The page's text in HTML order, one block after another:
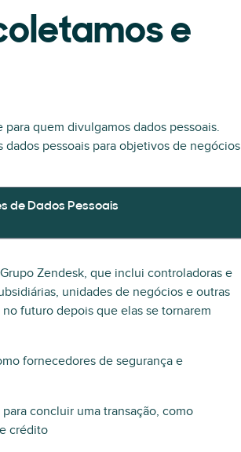
e
quem divulgamos dados pessoais.
pessoais para objetivos de negócios
de Dados Pessoais
Zendesk, que inclui controladoras e
unidades de negócios e outras
futuro depois que elas se tornarem
fornecedores de segurança e
concluir uma transação, como
crédito